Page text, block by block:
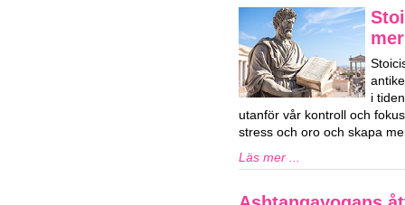
i
utanför vår kontroll och
stress och oro och skapa
Läs mer ...